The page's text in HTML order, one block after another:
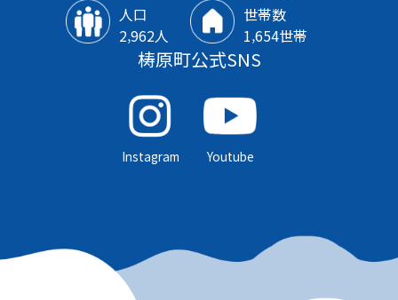
人口
2‚962人
世帯数
1‚654世帯
梼原町公式SNS
Instagram Youtube